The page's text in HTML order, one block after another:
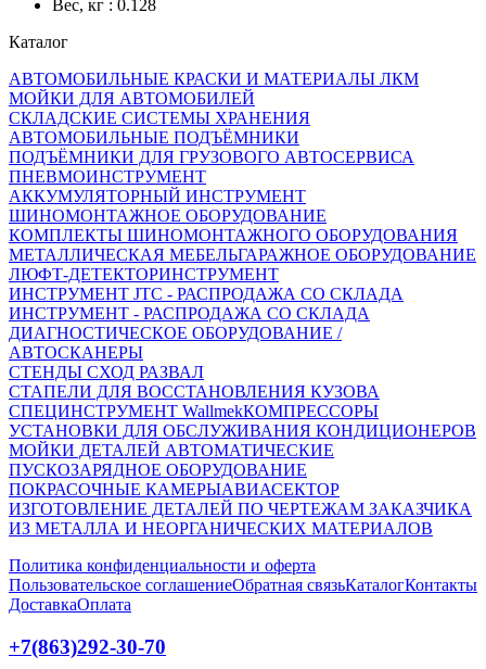
Вес, кг : 0.128
Каталог
АВТОМОБИЛЬНЫЕ КРАСКИ И МАТЕРИАЛЫ ЛКМ
МОЙКИ ДЛЯ АВТОМОБИЛЕЙ
СКЛАДСКИЕ СИСТЕМЫ ХРАНЕНИЯ
АВТОМОБИЛЬНЫЕ ПОДЪЁМНИКИ
ПОДЪЁМНИКИ ДЛЯ ГРУЗОВОГО АВТОСЕРВИСА
ПНЕВМОИНСТРУМЕНТ
АККУМУЛЯТОРНЫЙ ИНСТРУМЕНТ
ШИНОМОНТАЖНОЕ ОБОРУДОВАНИЕ
КОМПЛЕКТЫ ШИНОМОНТАЖНОГО ОБОРУДОВАНИЯ
МЕТАЛЛИЧЕСКАЯ МЕБЕЛЬГАРАЖНОЕ ОБОРУДОВАНИЕ
ЛЮФТ-ДЕТЕКТОРИНСТРУМЕНТ
ИНСТРУМЕНТ JTC - РАСПРОДАЖА СО СКЛАДА
ИНСТРУМЕНТ - РАСПРОДАЖА СО СКЛАДА
ДИАГНОСТИЧЕСКОЕ ОБОРУДОВАНИЕ /
АВТОСКАНЕРЫ
СТЕНДЫ СХОД РАЗВАЛ
СТАПЕЛИ ДЛЯ ВОССТАНОВЛЕНИЯ КУЗОВА
СПЕЦИНСТРУМЕНТ WallmekКОМПРЕССОРЫ
УСТАНОВКИ ДЛЯ ОБСЛУЖИВАНИЯ КОНДИЦИОНЕРОВ
МОЙКИ ДЕТАЛЕЙ АВТОМАТИЧЕСКИЕ
ПУСКОЗАРЯДНОЕ ОБОРУДОВАНИЕ
ПОКРАСОЧНЫЕ КАМЕРЫАВИАСЕКТОР
ИЗГОТОВЛЕНИЕ ДЕТАЛЕЙ ПО ЧЕРТЕЖАМ ЗАКАЗЧИКА
ИЗ МЕТАЛЛА И НЕОРГАНИЧЕСКИХ МАТЕРИАЛОВ
Политика конфиденциальности и оферта
Пользовательское соглашениеОбратная связьКаталогКонтакты
ДоставкаОплата
+7(863)292-30-70